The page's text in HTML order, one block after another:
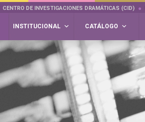
CENTRO DE INVESTIGACIONES DRAMÁTICAS (CID)
INSTITUCIONAL CATÁLOGO